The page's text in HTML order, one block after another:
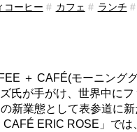
コーヒー カフェ ランチ
＋ CAFÉ(モーニング
氏が手がけ、世界中にフ
新業態として表参道に
ERIC ROSE」で